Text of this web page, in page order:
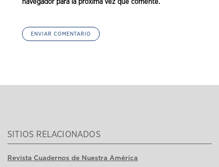
navegador para la próxima vez que comente.
SITIOS RELACIONADOS
Revista Cuadernos de Nuestra América